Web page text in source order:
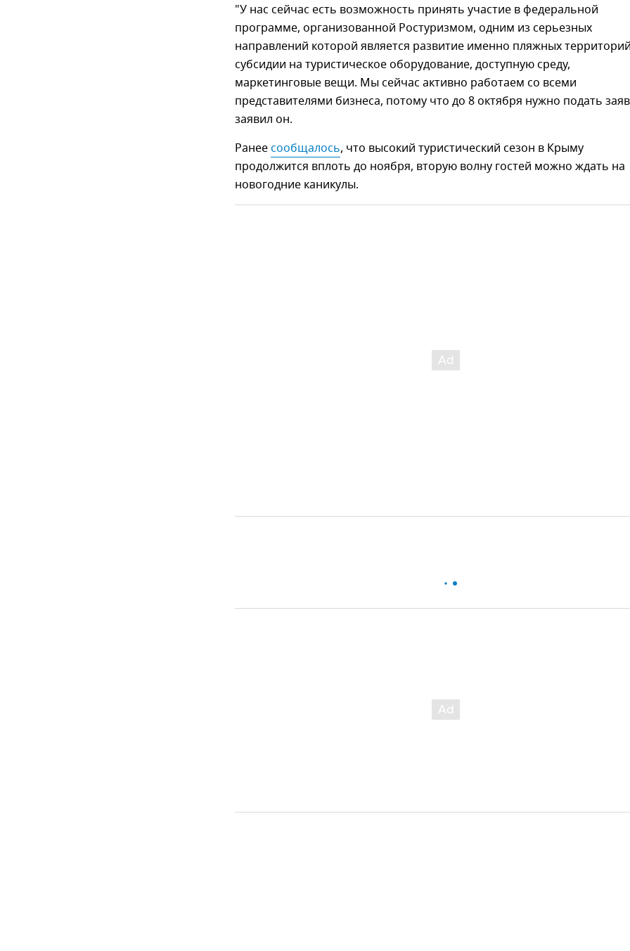
"У нас сейчас есть возможность принять участие в федеральной
программе, организованной Ростуризмом, одним из серьезных
направлений которой является развитие именно пляжных
субсидии на туристическое оборудование, доступную среду,
маркетинговые вещи. Мы сейчас активно работаем со всеми
представителями бизнеса, потому что до 8 октября нужно подать
заявил он.
Ранее сообщалось, что высокий туристический сезон в Крыму
продолжится вплоть до ноября, вторую волну гостей можно ждать на
новогодние каникулы.